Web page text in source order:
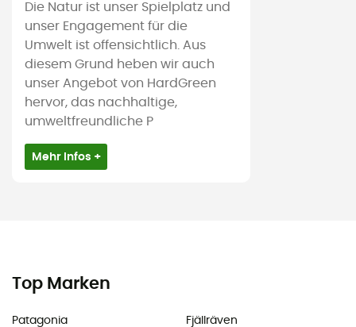
Die Natur ist unser Spielplatz und
unser Engagement für die
Umwelt ist offensichtlich. Aus
diesem Grund heben wir auch
unser Angebot von HardGreen
hervor, das nachhaltige,
umweltfreundliche P
Mehr Infos +
Top Marken
Patagonia
Fjällräven